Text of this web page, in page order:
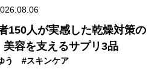
150人が実感した乾燥対策の
容を支えるサプリ3品
う #スキンケア